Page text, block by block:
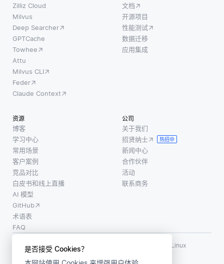
是否接受 Cookies？
Zilliz Cloud
Milvus
Deep Searcher
GPTCache
Towhee
Attu
Milvus CLI
Feder
Claude Context
文档
开源项目
性能测试
数据迁移
应用集成
资源
博客
学习中心
常用场景
客户案例
竞品对比
白皮书和线上直播
AI 模型
GitHub
术语表
FAQ
公司
关于我们
招贤纳士
热招中
新闻中心
合作伙伴
活动
联系商务
使用条款·个人信息保护政策·数据安全政策
LF AI、LF AI & Data、Milvus，以及相关的开源项目名称为 Linux
Foundation 所有商标